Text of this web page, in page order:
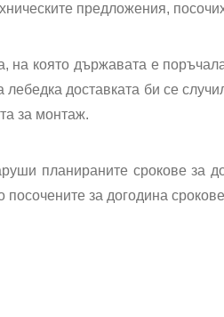
предложения,
която държавата е
доставката би се
за монтаж.
планираните срокове за
посочените за догодина